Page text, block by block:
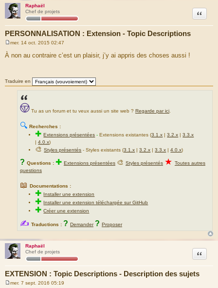
Raphaël
Chef de projets
PERSONNALISATION : Extension - Topic Descriptions
Citation
e
s
e
mer. 14 oct. 2015 02:47
À non au contraire c’est un plaisir, j’y ai appris des choses aussi !
Traduire en
Tu as un forum et tu veux aussi un site web ? Regarde par ici
🔍 Recherches :
✚Extensions présentées -Extensions existantes (3.1.x |3.2.x |3.3.x
|4.0.x)
🎨Styles présentés - Styles existants (3.1.x |3.2.x |3.3.x |4.0.x)
? Questions : ✚ Extensions présentées 🎨 Styles présentés ★ Toutes autres
questions
📖 Documentations :
✚ Installer une extension
✚ Installer une extension téléchargée sur GitHub
✚Créer une extension
✍ Traductions : ? Demander ? Proposer
Raphaël
Chef de projets
EXTENSION : Topic Descriptions - Description des sujets
Citation
mer. 7 sept. 2016 05:19